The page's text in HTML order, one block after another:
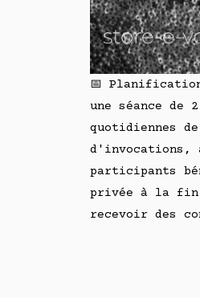
📅
une séance de
quotidiennes
d'invocations,
participants
privée à la fin
recevoir des